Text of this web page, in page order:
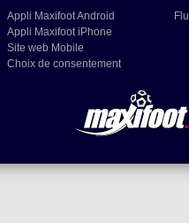
Appli Maxifoot Android
Appli Maxifoot iPhone
Site web Mobile
Choix de consentement